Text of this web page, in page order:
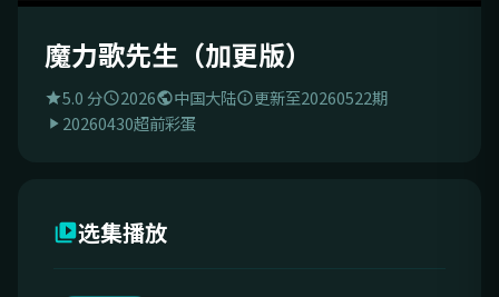
魔力歌先生（加更版）
5.0 分 2026 中国大陆
更新至20260522期
20260430超前彩蛋
选集播放